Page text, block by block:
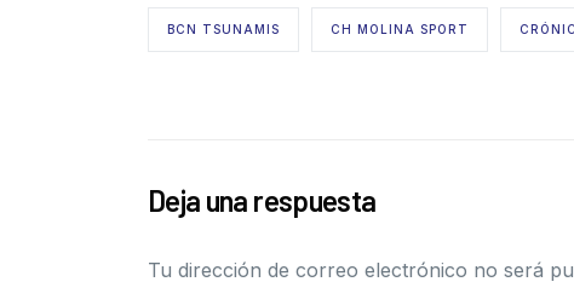
BCN TSUNAMIS CH MOLINA SPORT
Deja una respuesta
Tu dirección de correo electrónico no será